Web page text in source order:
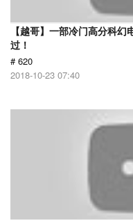
【越哥】一部冷门高分科
过！
# 620
2018-10-23 07:40